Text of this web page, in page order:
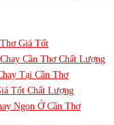
Giá Tốt
Cần Thơ Chất Lượng
Tại Cần Thơ
Tốt Chất Lượng
Ngon Ở Cần Thơ